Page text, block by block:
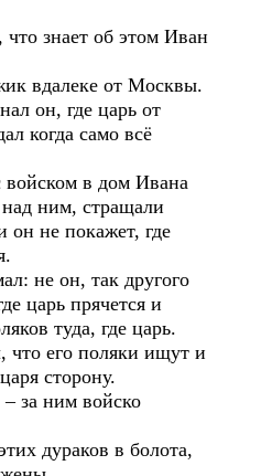
знает об этом Иван
от Москвы.
он, где царь от
когда само всё
в дом Ивана
ним, стращали
он не покажет, где
он, так другого
царь прячется и
туда, где царь.
его поляки ищут и
сторону.
ним войско
дураков в болота,